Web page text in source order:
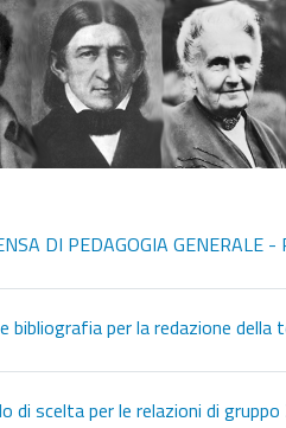
DI PEDAGOGIA GENERALE
bibliografia per la redazione
di scelta per le relazioni di